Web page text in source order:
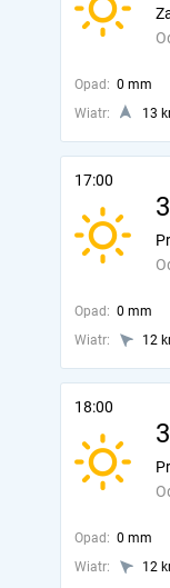
Opad: 0 mm
Wiatr:
13
17:00
Opad: 0 mm
Wiatr:
12
18:00
Opad: 0 mm
Wiatr:
12